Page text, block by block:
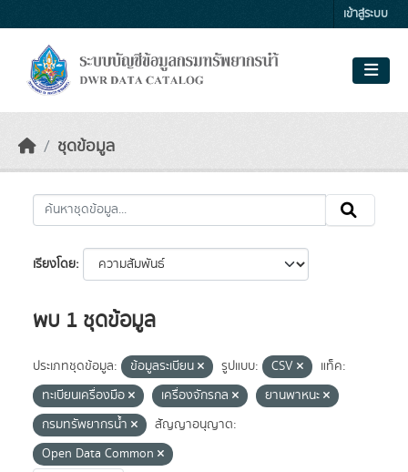
เข้าสู่ระบบ
ชุดข้อมูล
เรียงโดย
พบ 1 ชุดข้อมูล
ประเภทชุดข้อมูล: ข้อมูลระเบียน รูปแบบ: CSV
แท็ค:
ทะเบียนเครื่องมือ
เครื่องจักรกล
ยานพาหนะ
กรมทรัพยากรน้ำ
สัญญาอนุญาต:
Open Data Common